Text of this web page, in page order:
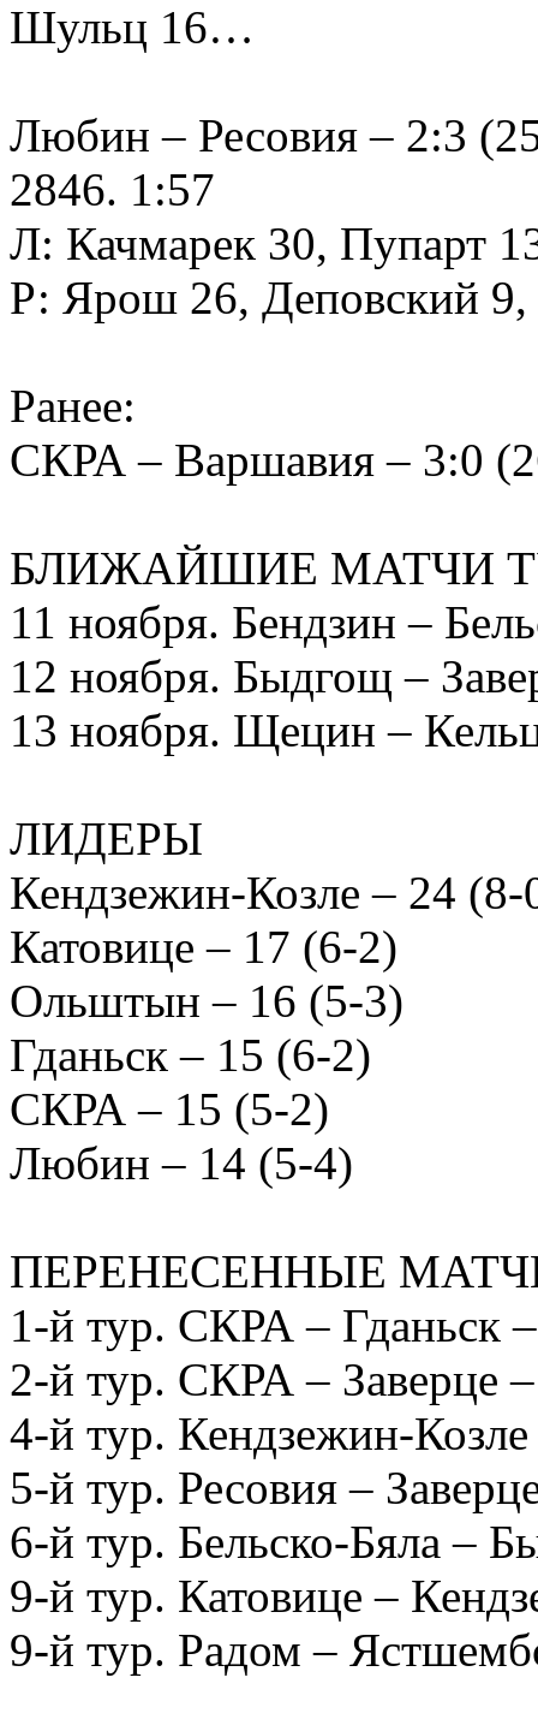
Шульц 16…
Любин – Ресовия – 2:3
2846. 1:57
Л: Качмарек 30, Пупарт
Р: Ярош 26, Деповский
Ранее:
СКРА – Варшавия – 3:0
БЛИЖАЙШИЕ МАТЧИ
11 ноября. Бендзин –
12 ноября. Быдгощ –
13 ноября. Щецин –
ЛИДЕРЫ
Кендзежин-Козле – 24 (8-
Катовице – 17 (6-2)
Ольштын – 16 (5-3)
Гданьск – 15 (6-2)
СКРА – 15 (5-2)
Любин – 14 (5-4)
ПЕРЕНЕСЕННЫЕ
1-й тур. СКРА – Гданьск
2-й тур. СКРА – Заверце
4-й тур. Кендзежин-
5-й тур. Ресовия –
6-й тур. Бельско-Бяла –
9-й тур. Катовице –
9-й тур. Радом –